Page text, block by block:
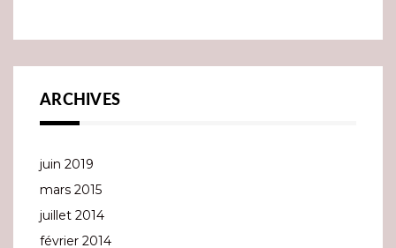
ARCHIVES
juin 2019
mars 2015
juillet 2014
février 2014